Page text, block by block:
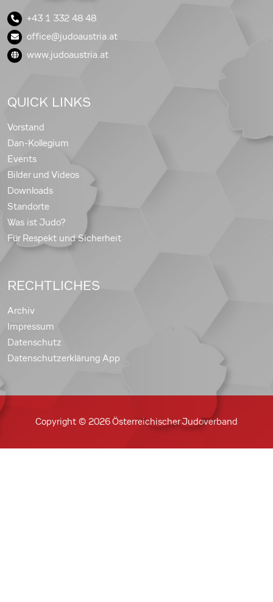
+43 1 332 48 48
office@judoaustria.at
www.judoaustria.at
QUICK LINKS
Vorstand
Dan-Kollegium
Events
Bilder und Videos
Downloads
Standorte
Was ist Judo?
Für Respekt und Sicherheit
RECHTLICHES
Archiv
Impressum
Datenschutz
Datenschutzerklärung App
Copyright © 2026 Österreichischer Judoverband